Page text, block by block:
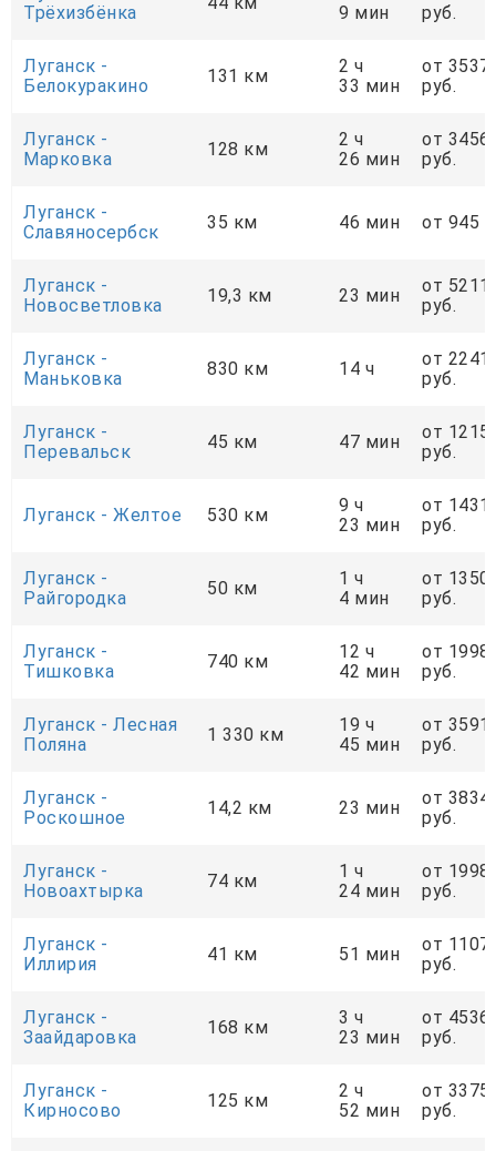
Трёхизбёнка
9 мин
руб.
Луганск -
Белокуракино
131 км
2 ч
33 мин
от 3537
руб.
Луганск -
Марковка
128 км
2 ч
26 мин
от 3456
руб.
Луганск -
Славяносербск
35 км 46 мин от 945
Луганск -
Новосветловка
19,3 км 23 мин
от 5211
руб.
Луганск -
Маньковка
830 км 14 ч
от
руб.
Луганск -
Перевальск
45 км 47 мин
от 1215
руб.
Луганск - Желтое 530 км
9 ч
23 мин
от
руб.
Луганск -
Райгородка
50 км
1 ч
4 мин
от 1350
руб.
Луганск -
Тишковка
740 км
12 ч
42 мин
от
руб.
Луганск - Лесная
Поляна
1 330 км
19 ч
45 мин
от
руб.
Луганск -
Роскошное
14,2 км 23 мин
от 3834
руб.
Луганск -
Новоахтырка
74 км
1 ч
24 мин
от 1998
руб.
Луганск -
Иллирия
41 км 51 мин
от 1107
руб.
Луганск -
Заайдаровка
168 км
3 ч
23 мин
от 4536
руб.
Луганск -
Кирносово
125 км
2 ч
52 мин
от 3375
руб.